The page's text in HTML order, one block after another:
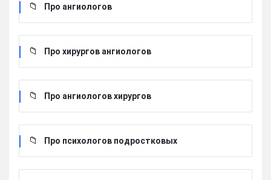
Про ангиологов
Про хирургов ангиологов
Про ангиологов хирургов
Про психологов подростковых